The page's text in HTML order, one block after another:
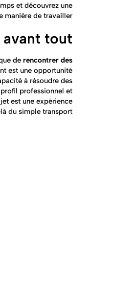
et découvrez une
manière de travailler.
tout !
de rencontrer des
est une opportunité
à résoudre des
professionnel et
est une expérience
du simple transport.